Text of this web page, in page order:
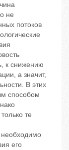
не
потоков
к снижению
а значит,
В этих
способом
те
его